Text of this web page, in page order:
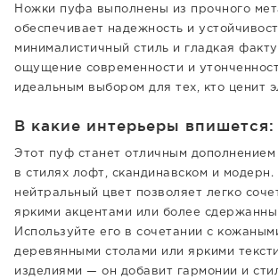
Ножки пуфа выполнены из прочного
обеспечивает надежность и
минималистичный стиль и гладкая
ощущение современности и
идеальным выбором для тех, кто ценит
В какие интерьеры впишется:
Этот пуф станет отличным дополнением
в стилях лофт, скандинавском и модерн.
нейтральный цвет позволяет легко
яркими акцентами или более
Используйте его в сочетании с
деревянными столами или яркими
изделиями — он добавит гармонии и